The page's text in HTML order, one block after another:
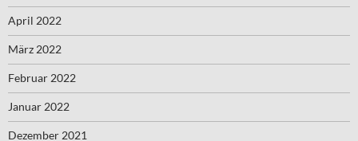
April 2022
März 2022
Februar 2022
Januar 2022
Dezember 2021